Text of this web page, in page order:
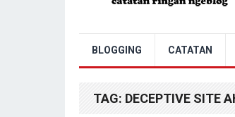
BLOGGING CATATAN
TAG: DECEPTIVE SITE